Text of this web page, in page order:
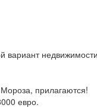
вариант
прилагаются!
евро.